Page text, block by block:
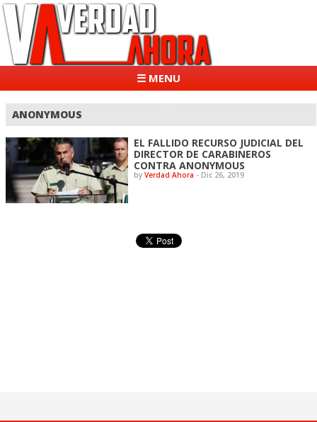
☰ MENU
ANONYMOUS
EL FALLIDO RECURSO JUDICIAL DEL
DIRECTOR DE CARABINEROS
CONTRA ANONYMOUS
byVerdad Ahora - Dic 26, 2019